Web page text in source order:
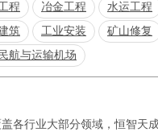
程 冶金工程
水运工程
筑 工业安装
矿山修复
民航与运输机场
各行业大部分领域，恒智天